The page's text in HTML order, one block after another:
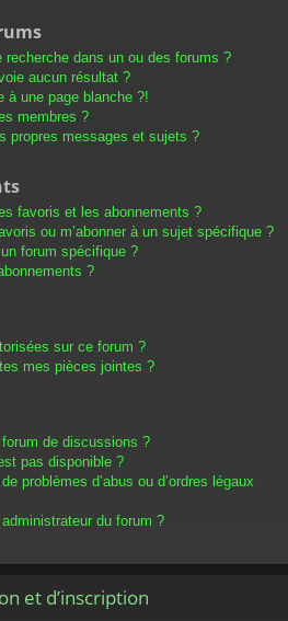
dans un ou des forums ?
aucun résultat ?
à une page blanche ?!
membres ?
propres messages et sujets ?
favoris et les abonnements ?
ou m’abonner à un sujet spécifique ?
forum spécifique ?
?
sur ce forum ?
mes pièces jointes ?
de discussions ?
pas disponible ?
problèmes d’abus ou d’ordres légaux
du forum ?
et d’inscription